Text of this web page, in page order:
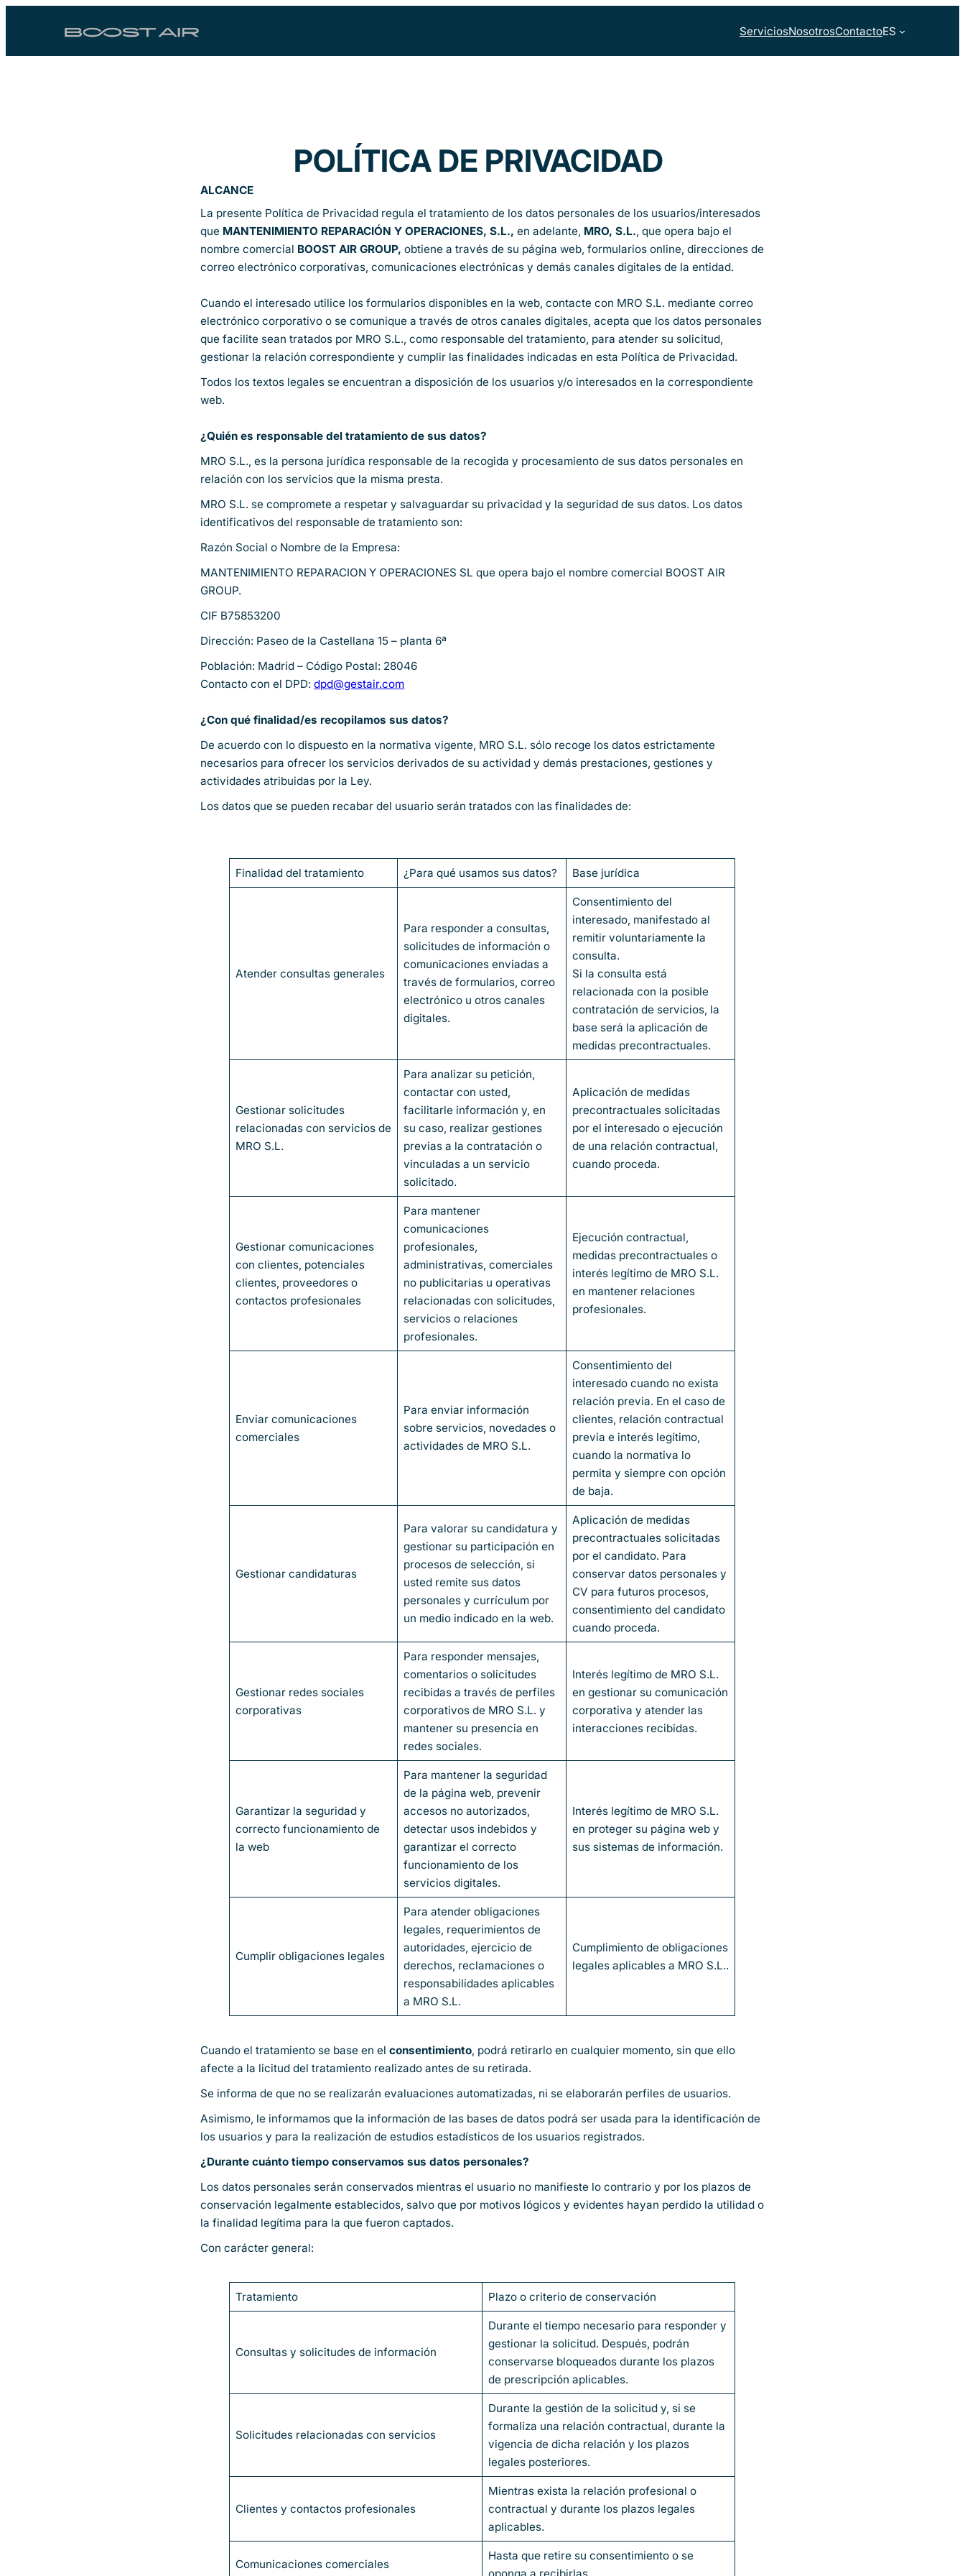
ServiciosNosotrosContactoES
POLÍTICA DE PRIVACIDAD
ALCANCE
La presente Política de Privacidad regula el tratamiento de los datos personales de los usuarios/interesados
que MANTENIMIENTO REPARACIÓN Y OPERACIONES, S.L.,en adelante, MRO, S.L., que opera bajo el
nombre comercial BOOST AIR GROUP, obtiene a través de su página web, formularios online, direcciones de
correo electrónico corporativas, comunicaciones electrónicas y demás canales digitales de la entidad.
Cuando el interesado utilice los formularios disponibles en la web, contacte con MRO S.L. mediante correo
electrónico corporativo o se comunique a través de otros canales digitales, acepta que los datos personales
que facilite sean tratados por MRO S.L., como responsable del tratamiento, para atender su solicitud,
gestionar la relación correspondiente y cumplir las finalidades indicadas en esta Política de Privacidad.
Todos los textos legales se encuentran a disposición de los usuarios y/o interesados en la correspondiente
web.
¿Quién es responsable del tratamiento de sus datos?
MRO S.L., es la persona jurídica responsable de la recogida y procesamiento de sus datos personales en
relación con los servicios que la misma presta.
MRO S.L. se compromete a respetar y salvaguardar su privacidad y la seguridad de sus datos. Los datos
identificativos del responsable de tratamiento son:
Razón Social o Nombre de la Empresa:
MANTENIMIENTO REPARACION Y OPERACIONES SL que opera bajo el nombre comercial BOOST AIR
GROUP.
CIF B75853200
Dirección: Paseo de la Castellana 15 – planta 6ª
Población: Madrid – Código Postal: 28046
Contacto con el DPD:dpd@gestair.com
¿Con qué finalidad/es recopilamos sus datos?
De acuerdo con lo dispuesto en la normativa vigente, MRO S.L. sólo recoge los datos estrictamente
necesarios para ofrecer los servicios derivados de su actividad y demás prestaciones, gestiones y
actividades atribuidas por la Ley.
Los datos que se pueden recabar del usuario serán tratados con las finalidades de:
Finalidad del tratamiento ¿Para qué usamos sus datos? Base jurídica
Atender consultas generales
Para responder a consultas,
solicitudes de información o
comunicaciones enviadas a
través de formularios, correo
electrónico u otros canales
digitales.
Consentimiento del
interesado, manifestado al
remitir voluntariamente la
consulta.
Si la consulta está
relacionada con la posible
contratación de servicios, la
base será la aplicación de
medidas precontractuales.
Gestionar solicitudes
relacionadas con servicios de
MRO S.L.
Para analizar su petición,
contactar con usted,
facilitarle información y, en
su caso, realizar gestiones
previas a la contratación o
vinculadas a un servicio
solicitado.
Aplicación de medidas
precontractuales solicitadas
por el interesado o ejecución
de una relación contractual,
cuando proceda.
Gestionar comunicaciones
con clientes, potenciales
clientes, proveedores o
contactos profesionales
Para mantener
comunicaciones
profesionales,
administrativas, comerciales
no publicitarias u operativas
relacionadas con solicitudes,
servicios o relaciones
profesionales.
Ejecución contractual,
medidas precontractuales o
interés legítimo de MRO S.L.
en mantener relaciones
profesionales.
Enviar comunicaciones
comerciales
Para enviar información
sobre servicios, novedades o
actividades de MRO S.L.
Consentimiento del
interesado cuando no exista
relación previa. En el caso de
clientes, relación contractual
previa e interés legítimo,
cuando la normativa lo
permita y siempre con opción
de baja.
Gestionar candidaturas
Para valorar su candidatura y
gestionar su participación en
procesos de selección, si
usted remite sus datos
personales y currículum por
un medio indicado en la web.
Aplicación de medidas
precontractuales solicitadas
por el candidato. Para
conservar datos personales y
CV para futuros procesos,
consentimiento del candidato
cuando proceda.
Gestionar redes sociales
corporativas
Para responder mensajes,
comentarios o solicitudes
recibidas a través de perfiles
corporativos de MRO S.L. y
mantener su presencia en
redes sociales.
Interés legítimo de MRO S.L.
en gestionar su comunicación
corporativa y atender las
interacciones recibidas.
Garantizar la seguridad y
correcto funcionamiento de
la web
Para mantener la seguridad
de la página web, prevenir
accesos no autorizados,
detectar usos indebidos y
garantizar el correcto
funcionamiento de los
servicios digitales.
Interés legítimo de MRO S.L.
en proteger su página web y
sus sistemas de información.
Cumplir obligaciones legales
Para atender obligaciones
legales, requerimientos de
autoridades, ejercicio de
derechos, reclamaciones o
responsabilidades aplicables
a MRO S.L.
Cumplimiento de obligaciones
legales aplicables a MRO S.L..
Cuando el tratamiento se base en elconsentimiento, podrá retirarlo en cualquier momento, sin que ello
afecte a la licitud del tratamiento realizado antes de su retirada.
Se informa de que no se realizarán evaluaciones automatizadas, ni se elaborarán perfiles de usuarios.
Asimismo, le informamos que la información de las bases de datos podrá ser usada para la identificación de
los usuarios y para la realización de estudios estadísticos de los usuarios registrados.
¿Durante cuánto tiempo conservamos sus datos personales?
Los datos personales serán conservados mientras el usuario no manifieste lo contrario y por los plazos de
conservación legalmente establecidos, salvo que por motivos lógicos y evidentes hayan perdido la utilidad o
la finalidad legítima para la que fueron captados.
Con carácter general:
Tratamiento Plazo o criterio de conservación
Consultas y solicitudes de información
Durante el tiempo necesario para responder y
gestionar la solicitud. Después, podrán
conservarse bloqueados durante los plazos
de prescripción aplicables.
Solicitudes relacionadas con servicios
Durante la gestión de la solicitud y, si se
formaliza una relación contractual, durante la
vigencia de dicha relación y los plazos
legales posteriores.
Clientes y contactos profesionales
Mientras exista la relación profesional o
contractual y durante los plazos legales
aplicables.
Comunicaciones comerciales
Hasta que retire su consentimiento o se